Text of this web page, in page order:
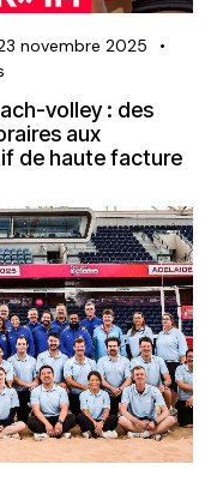
novembre 2025
volley : des
aux
de haute facture